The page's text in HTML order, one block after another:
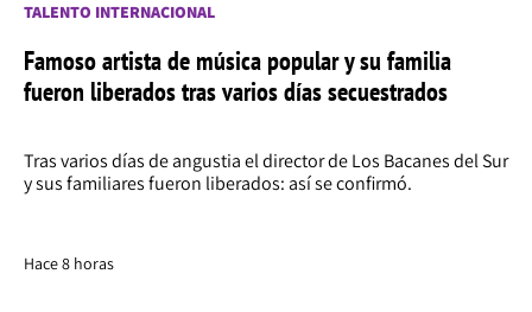
TALENTO INTERNACIONAL
Famoso artista de música popular y su familia
fueron liberados tras varios días secuestrados
Tras varios días de angustia el director de Los Bacanes del Sur
y sus familiares fueron liberados: así se confirmó.
Hace 8 horas